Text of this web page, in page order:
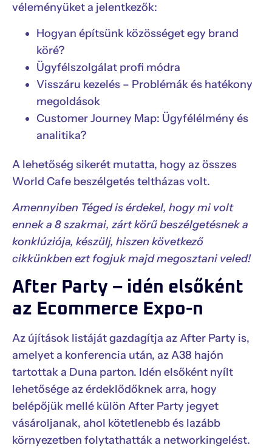
véleményüket a jelentkezők:
Hogyan építsünk közösséget egy brand
köré?
Ügyfélszolgálat profi módra
Visszáru kezelés – Problémák és hatékony
megoldások
Customer Journey Map: Ügyfélélmény és
analitika?
A lehetőség sikerét mutatta, hogy az összes
World Cafe beszélgetés teltházas volt.
Amennyiben Téged is érdekel, hogy mi volt
ennek a 8 szakmai, zárt körű beszélgetésnek a
konklúziója, készülj, hiszen következő
cikkünkben ezt fogjuk majd megosztani veled!
After Party – idén elsőként
az Ecommerce Expo-n
Az újítások listáját gazdagítja az After Party is,
amelyet a konferencia után, az A38 hajón
tartottak a Duna parton. Idén elsőként nyílt
lehetősége az érdeklődőknek arra, hogy
belépőjük mellé külön After Party jegyet
vásároljanak, ahol kötetlenebb és lazább
környezetben folytathatták a networkingelést.